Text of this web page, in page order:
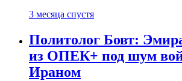
3 месяца спустя
Политолог Бовт:
из ОПЕК+ под шум
Ираном